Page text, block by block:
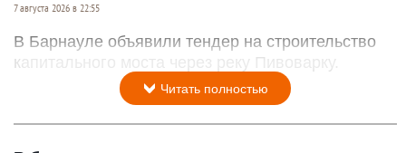
7 августа 2026 в 22:55
В Барнауле объявили тендер на строительство
капитального моста через реку Пивоварку.
Читать полностью